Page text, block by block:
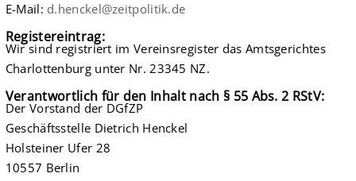
E-Mail: d.henckel@zeitpolitik.de
Registereintrag:
Wir sind registriert im Vereinsregister das Amtsgerichtes
Charlottenburg unter Nr. 23345 NZ.
Verantwortlich für den Inhalt nach § 55 Abs. 2 RStV:
Der Vorstand der DGfZP
Geschäftsstelle Dietrich Henckel
Holsteiner Ufer 28
10557 Berlin